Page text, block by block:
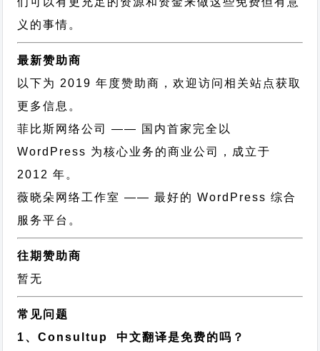
义的事情。
最新赞助商
以下为 2019 年度赞助商，欢迎访问相关站点获取
更多信息。
菲比斯网络公司
—— 国内首家完全以
WordPress 为核心业务的商业公司，成立于
2012 年。
薇晓朵网络工作室 —— 最好的 WordPress 综合
服务平台。
往期赞助商
暂无
常见问题
1、Consultup 中文翻译是免费的吗？